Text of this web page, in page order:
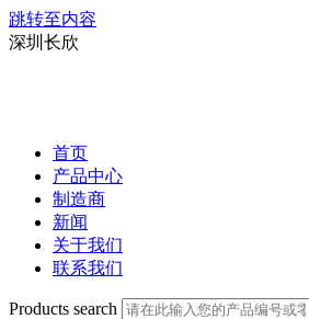
跳转至内容
深圳长欣
首页
产品中心
制造商
新闻
关于我们
联系我们
Products search